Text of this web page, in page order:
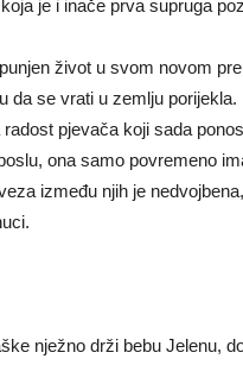
je i inače prva supruga
život u svom novom
da se vrati u zemlju
pjevača koji sada
ona samo povremeno
između njih je
nježno drži bebu Jelenu,